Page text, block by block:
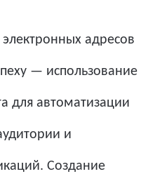
электронных адресов
— использование
для автоматизации
и
Создание